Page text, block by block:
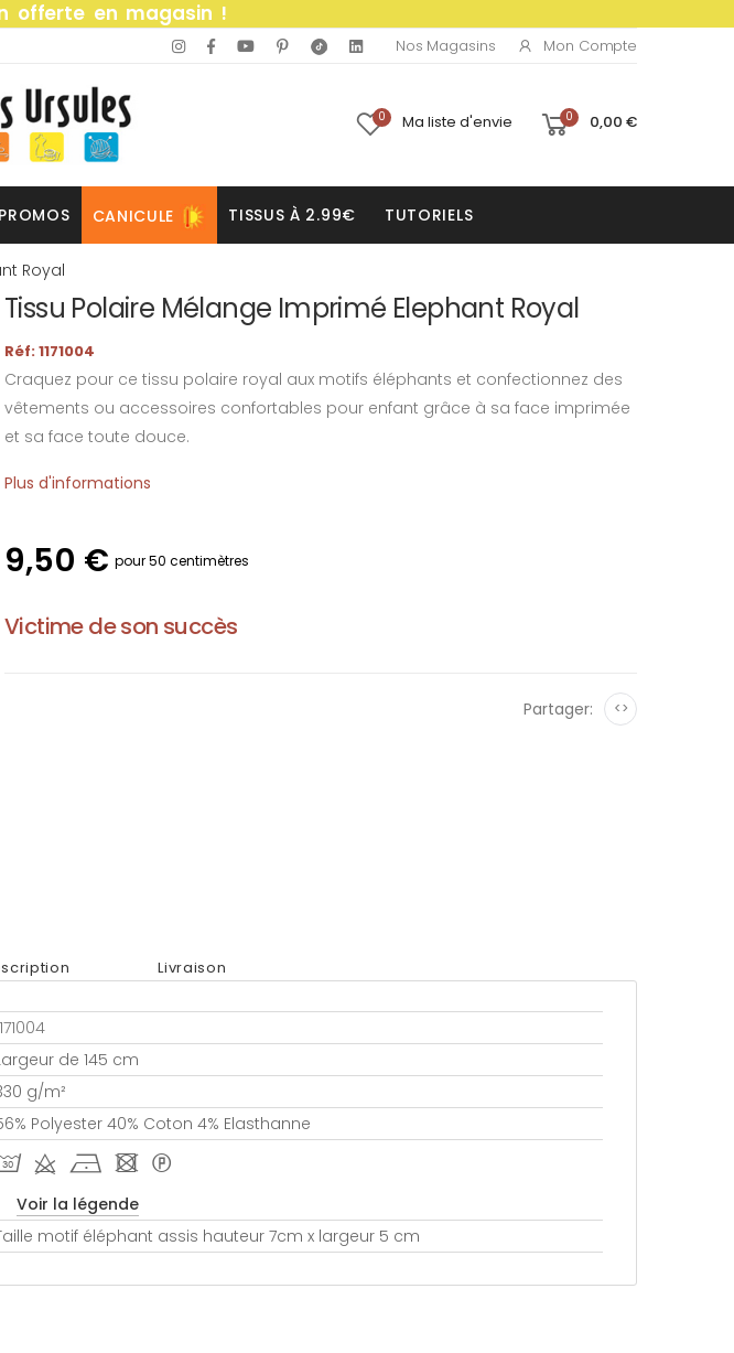
offerte en magasin !
Nos Magasins Mon Compte
0 Ma liste d'envie 0 0,00 €
PROMOS CANICULE TISSUS À 2.99€ TUTORIELS
Royal
Tissu Polaire Mélange Imprimé Elephant Royal
Réf: 1171004
Craquez pour ce tissu polaire royal aux motifs éléphants et confectionnez des
vêtements ou accessoires confortables pour enfant grâce à sa face imprimée
et sa face toute douce.
Plus d'informations
9,50 € pour 50 centimètres
Victime de son succès
Partager: <>
Livraison
de 145 cm
g/m²
Polyester 40% Coton 4% Elasthanne
d h - *
Voir la légende
motif éléphant assis hauteur 7cm x largeur 5 cm